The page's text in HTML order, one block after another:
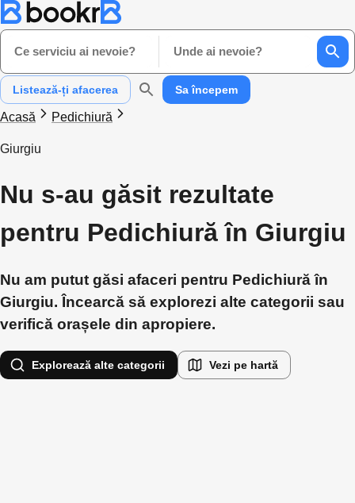
Ce serviciu ai nevoie? Unde ai nevoie?
Listează-ți afacerea Sa începem
Acasă Pedichiură
Giurgiu
Nu s-au găsit rezultate
pentru Pedichiură în Giurgiu
Nu am putut găsi afaceri pentru Pedichiură în
Giurgiu. Încearcă să explorezi alte categorii sau
verifică orașele din apropiere.
Explorează alte categorii Vezi pe hartă